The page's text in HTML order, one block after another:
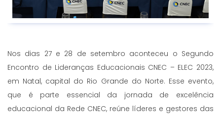
Nos dias 27 e 28 de setembro aconteceu o Segundo
Encontro de Lideranças Educacionais CNEC – ELEC 2023,
em Natal, capital do Rio Grande do Norte. Esse evento,
que é parte essencial da jornada de excelência
educacional da Rede CNEC, reúne líderes e gestores das